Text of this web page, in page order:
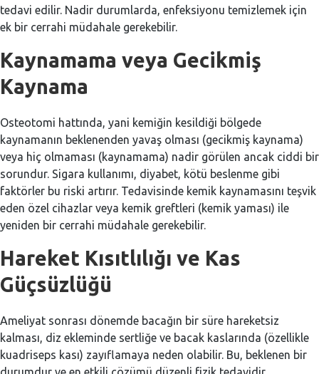
tedavi edilir. Nadir durumlarda, enfeksiyonu temizlemek için
ek bir cerrahi müdahale gerekebilir.
Kaynamama veya Gecikmiş
Kaynama
Osteotomi hattında, yani kemiğin kesildiği bölgede
kaynamanın beklenenden yavaş olması (gecikmiş kaynama)
veya hiç olmaması (kaynamama) nadir görülen ancak ciddi bir
sorundur. Sigara kullanımı, diyabet, kötü beslenme gibi
faktörler bu riski artırır. Tedavisinde kemik kaynamasını teşvik
eden özel cihazlar veya kemik greftleri (kemik yaması) ile
yeniden bir cerrahi müdahale gerekebilir.
Hareket Kısıtlılığı ve Kas
Güçsüzlüğü
Ameliyat sonrası dönemde bacağın bir süre hareketsiz
kalması, diz ekleminde sertliğe ve bacak kaslarında (özellikle
kuadriseps kası) zayıflamaya neden olabilir. Bu, beklenen bir